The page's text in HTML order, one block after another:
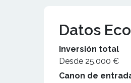
Datos
Inversión total
Desde 25.000 €
Canon de